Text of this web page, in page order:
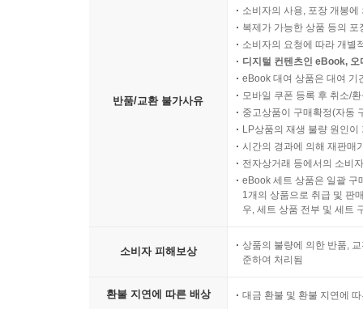
반품/교환 불가사유
소비자의 사용, 포장 개봉
복제가 가능한 상품 등의
소비자의 요청에 따라 개별
디지털 컨텐츠인 eBook,
eBook 대여 상품은 대여 기
모바일 쿠폰 등록 후 취소/
중고상품이 구매확정(자동
LP상품의 재생 불량 원인
시간의 경과에 의해 재판매
전자상거래 등에서의 소비
eBook 세트 상품은 일괄 구
1개의 상품으로 취급 및 판
우, 세트 상품 전부 및 세트
소비자 피해보상
상품의 불량에 의한 반품,
준하여 처리됨
환불 지연에 따른 배상 대금 환불 및 환불 지연에